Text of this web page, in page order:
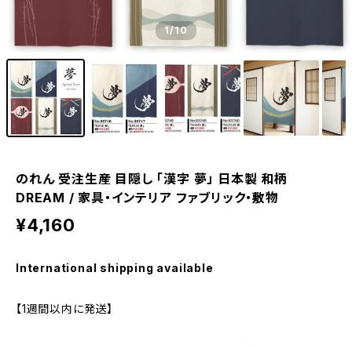
1/10
のれん 受注生産 目隠し 「漢字 夢」 日本製 和柄
DREAM / 家具・インテリア ファブリック・敷物
¥4,160
International shipping available
【1週間以内に発送】